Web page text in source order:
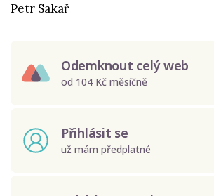
Petr Sakař
Odemknout celý web
od 104 Kč měsíčně
Přihlásit se
už mám předplatné